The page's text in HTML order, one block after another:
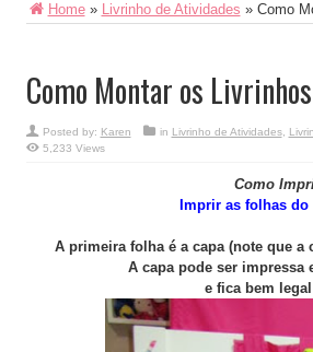
Home» Livrinho de Atividades » Como
Como Montar os
Posted by: Karen in Livrinho de Atividades,
5,233 Views
Como
Imprir as folhas
A primeira folha é a capa (note que
A capa pode ser impressa
e fica bem